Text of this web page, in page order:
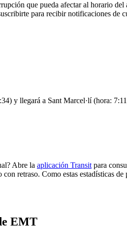
que pueda afectar al horario
para recibir notificaciones de
y llegará a Sant Marcel·lí (hora:
Abre la aplicación Transit para
retraso. Como estas estadísticas
EMT